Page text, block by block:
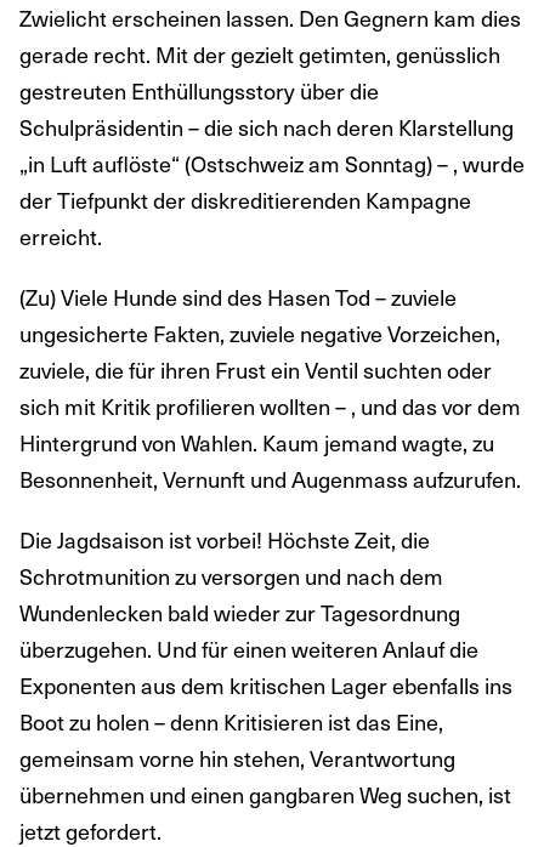
Zwielicht erscheinen lassen. Den Gegnern kam dies
gerade recht. Mit der gezielt getimten, genüsslich
gestreuten Enthüllungsstory über die
Schulpräsidentin – die sich nach deren Klarstellung
„in Luft auflöste“ (Ostschweiz am Sonntag) – , wurde
der Tiefpunkt der diskreditierenden Kampagne
erreicht.
(Zu) Viele Hunde sind des Hasen Tod – zuviele
ungesicherte Fakten, zuviele negative Vorzeichen,
zuviele, die für ihren Frust ein Ventil suchten oder
sich mit Kritik profilieren wollten – , und das vor dem
Hintergrund von Wahlen. Kaum jemand wagte, zu
Besonnenheit, Vernunft und Augenmass aufzurufen.
Die Jagdsaison ist vorbei! Höchste Zeit, die
Schrotmunition zu versorgen und nach dem
Wundenlecken bald wieder zur Tagesordnung
überzugehen. Und für einen weiteren Anlauf die
Exponenten aus dem kritischen Lager ebenfalls ins
Boot zu holen – denn Kritisieren ist das Eine,
gemeinsam vorne hin stehen, Verantwortung
übernehmen und einen gangbaren Weg suchen, ist
jetzt gefordert.